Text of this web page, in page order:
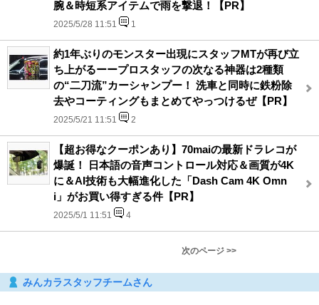
腕＆時短系アイテムで雨を撃退！【PR】
2025/5/28 11:51 1
約1年ぶりのモンスター出現にスタッフMTが再び立
ち上がるーープロスタッフの次なる神器は2種類
の“二刀流”カーシャンプー！ 洗車と同時に鉄粉除
去やコーティングもまとめてやっつけるぜ【PR】
2025/5/21 11:51 2
【超お得なクーポンあり】70maiの最新ドラレコが
爆誕！ 日本語の音声コントロール対応＆画質が4K
に＆AI技術も大幅進化した「Dash Cam 4K Omn
i」がお買い得すぎる件【PR】
2025/5/1 11:51 4
次のページ >>
みんカラスタッフチームさん